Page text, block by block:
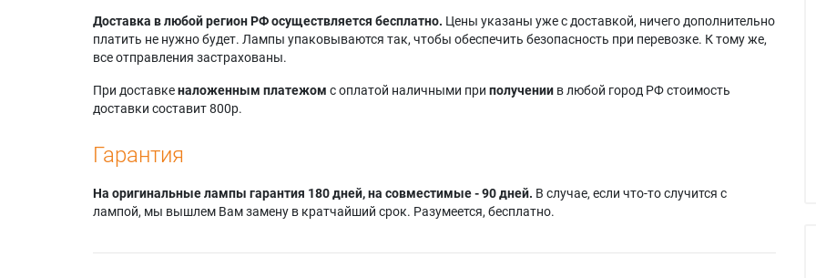
Доставка в любой регион РФ осуществляется бесплатно. Цены указаны уже с доставкой, ничего дополнительно
платить не нужно будет. Лампы упаковываются так, чтобы обеспечить безопасность при перевозке. К тому же,
все отправления застрахованы.
При доставкеналоженным платежом с оплатой наличными при получении в любой город РФ стоимость
доставки составит 800р.
Гарантия
На оригинальные лампы гарантия 180 дней, на совместимые - 90 дней. В случае, если что-то случится с
лампой, мы вышлем Вам замену в кратчайший срок. Разумеется, бесплатно.